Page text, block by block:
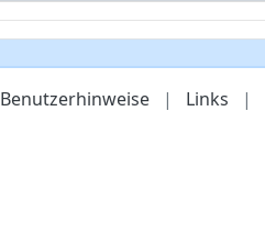
Benutzerhinweise | Links |